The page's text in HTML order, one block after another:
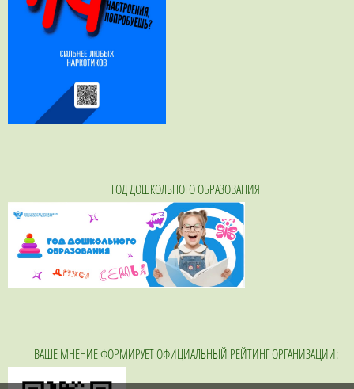
ГОД ДОШКОЛЬНОГО ОБРАЗОВАНИЯ
ВАШЕ МНЕНИЕ ФОРМИРУЕТ ОФИЦИАЛЬНЫЙ РЕЙТИНГ ОРГАНИЗАЦИИ: